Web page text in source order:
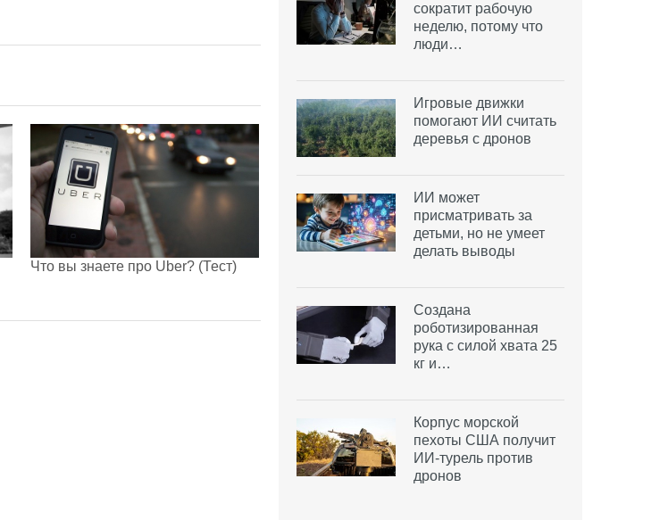
Что вы знаете про Uber? (Тест)
сократит рабочую
неделю, потому что
люди…
Игровые движки
помогают ИИ считать
деревья с дронов
ИИ может
присматривать за
детьми, но не умеет
делать выводы
Создана
роботизированная
рука с силой хвата 25
кг и…
Корпус морской
пехоты США получит
ИИ-турель против
дронов